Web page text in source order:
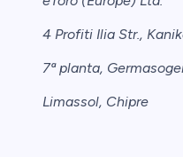
4 Profiti Ilia Str.,
7ª planta,
Limassol, Chipre